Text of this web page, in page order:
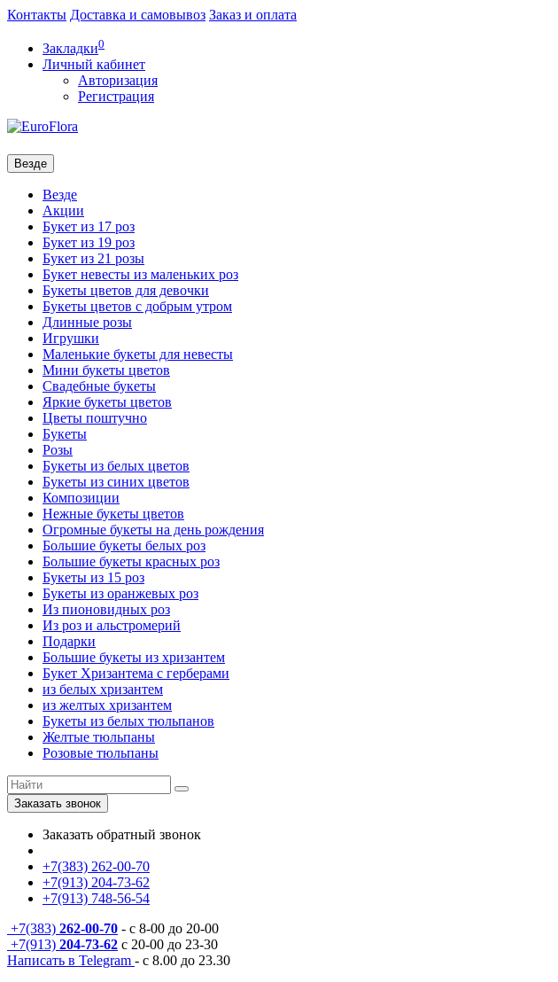
Контакты Доставка и самовывоз Заказ и оплата
Закладки0
Личный кабинет
Авторизация
Регистрация
Везде
Везде
Акции
Букет из 17 роз
Букет из 19 роз
Букет из 21 розы
Букет невесты из маленьких роз
Букеты цветов для девочки
Букеты цветов с добрым утром
Длинные розы
Игрушки
Маленькие букеты для невесты
Мини букеты цветов
Свадебные букеты
Яркие букеты цветов
Цветы поштучно
Букеты
Розы
Букеты из белых цветов
Букеты из синих цветов
Композиции
Нежные букеты цветов
Огромные букеты на день рождения
Большие букеты белых роз
Большие букеты красных роз
Букеты из 15 роз
Букеты из оранжевых роз
Из пионовидных роз
Из роз и альстромерий
Подарки
Большие букеты из хризантем
Букет Хризантема с герберами
из белых хризантем
из желтых хризантем
Букеты из белых тюльпанов
Желтые тюльпаны
Розовые тюльпаны
Заказать звонок
Заказать обратный звонок
+7(383) 262-00-70
+7(913) 204-73-62
+7(913) 748-56-54
+7(383) 262-00-70 - с 8-00 до 20-00
+7(913) 204-73-62 с 20-00 до 23-30
Написать в Telegram - с 8.00 до 23.30